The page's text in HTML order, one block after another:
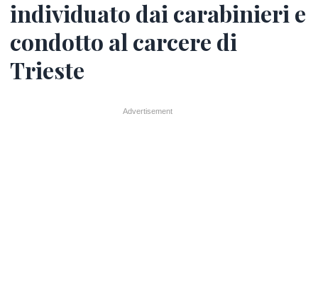
individuato dai carabinieri e
condotto al carcere di
Trieste